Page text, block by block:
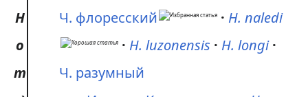
H
o
m
Ч. флоресский
H. naledi
H. luzonensis
H. longi
Ч. разумный